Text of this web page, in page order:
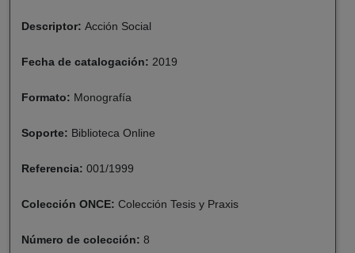
Descriptor: Acción Social
Fecha de catalogación: 2019
Formato: Monografía
Soporte: Biblioteca Online
Referencia: 001/1999
Colección ONCE: Colección Tesis y Praxis
Número de colección: 8